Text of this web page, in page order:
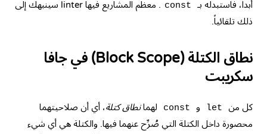
أبداً، فاستبدله بـ
const
. معظم المشاريع فيها linter سينبهك إلى
ذلك تلقائياً.
نطاق الكتلة (Block Scope) في جافا
سكريبت
كل من let و const لهمانطاق كتلة، أي أن صلاحيتهما
محصورة داخل الكتلة التي صُرِّح عنهما فيها. والكتلة هي أي شيء